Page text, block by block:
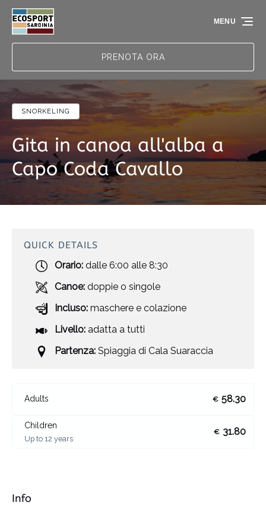
Skip to primary navigation
Skip to content
Skip to footer
PRENOTA ORA
MENU
SNORKELING
Gita in canoa all'alba a
Capo Coda Cavallo
QUICK DETAILS
Orario: dalle 6:00 alle 8:30
Canoe: doppie o singole
Incluso: maschere e colazione
Livello: adatta a tutti
Partenza: Spiaggia di Cala Suaraccia
Adults € 58.30
Children
Up to 12 years
€ 31.80
Info